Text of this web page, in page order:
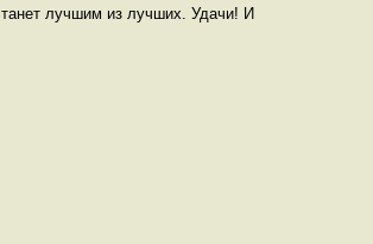
лучшим из лучших. Удачи! И